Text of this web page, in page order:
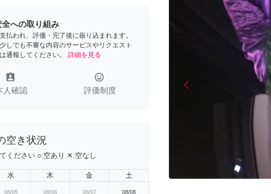
への取り組み
払われ、評価・完了後に振り込まれます。
しでも不審な内容のサービスやリクエスト
通報してください。
詳細を見る
assignment_ind
人確認
tag_faces
評価制度
空き状況
ください ○:空あり ✕:空なし
水 木 金 土
08/05 08/06 08/07 08/08
arrow_back_iosPrevious